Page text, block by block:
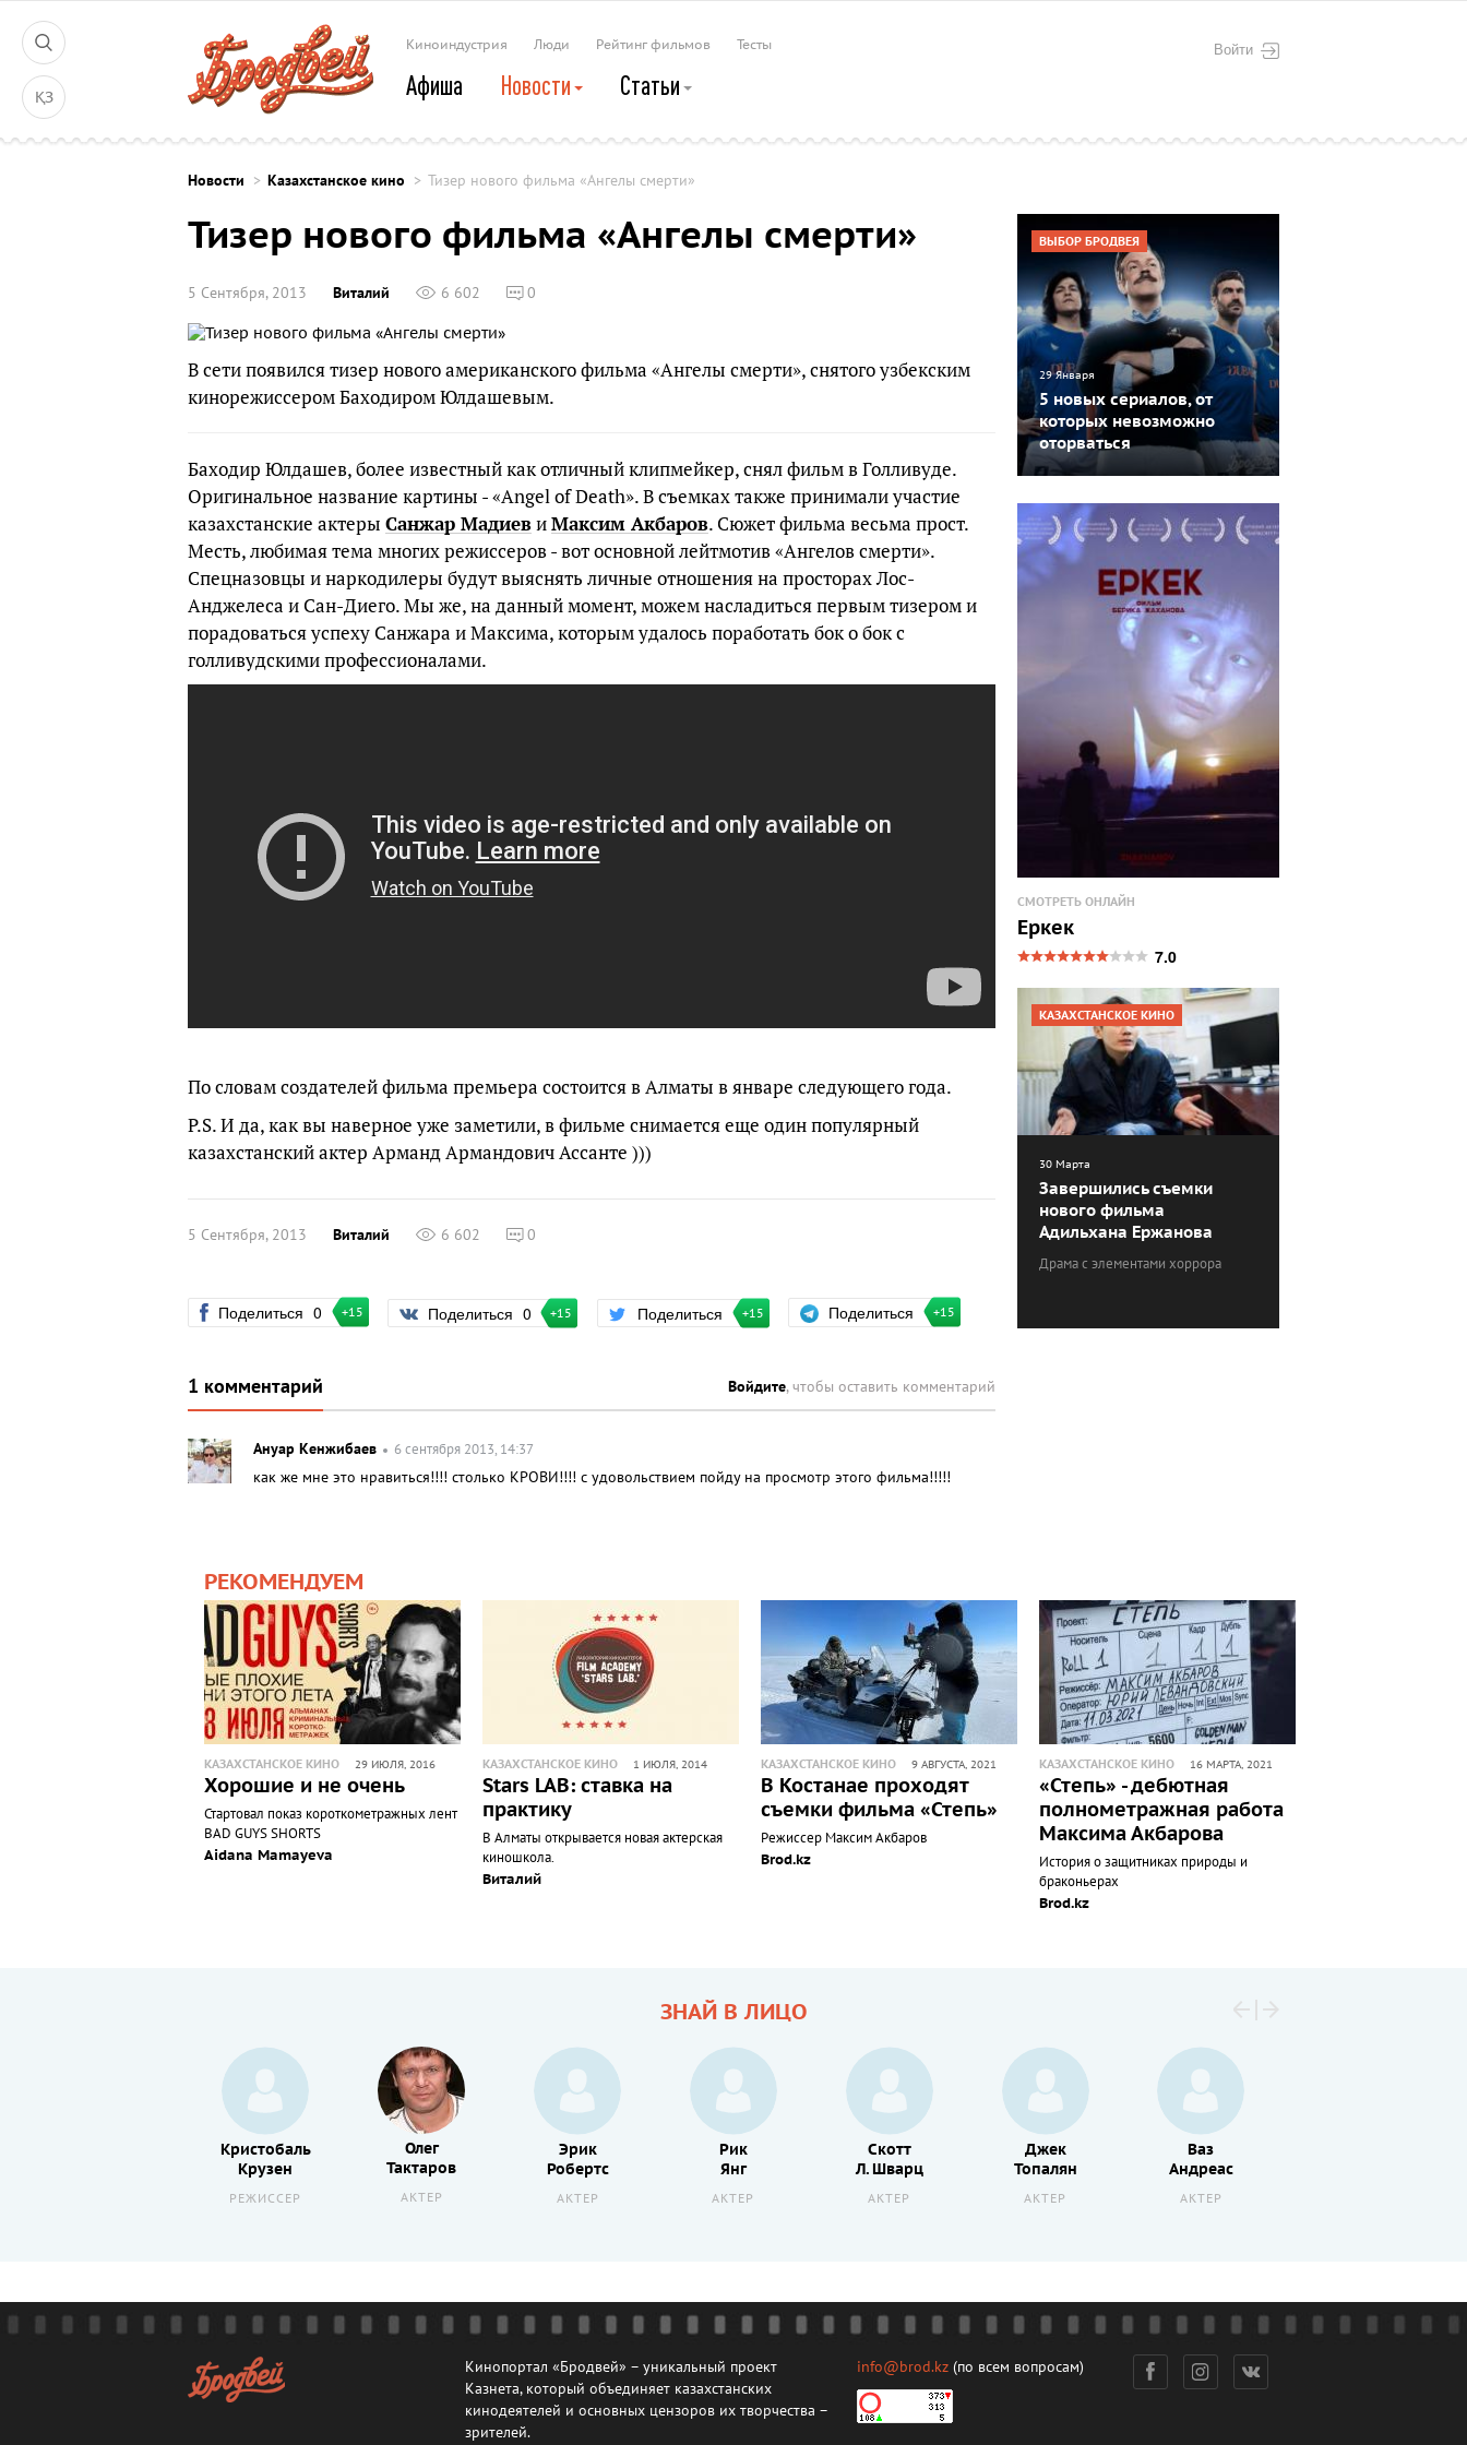
ҚЗ
Войти
Киноиндустрия Люди Рейтинг фильмов Тесты
Афиша Новости Статьи
Новости Казахстанское кино Тизер нового фильма «Ангелы смерти»
Тизер нового фильма «Ангелы смерти»
5 Сентября, 2013 Виталий 6 602 0
В сети появился тизер нового американского фильма «Ангелы смерти», снятого узбекским
кинорежиссером Баходиром Юлдашевым.
Баходир Юлдашев, более известный как отличный клипмейкер, снял фильм в Голливуде.
Оригинальное название картины - «Angel of Death». В съемках также принимали участие
казахстанские актеры Санжар МадиевиМаксим Акбаров. Сюжет фильма весьма прост.
Месть, любимая тема многих режиссеров - вот основной лейтмотив «Ангелов смерти».
Спецназовцы и наркодилеры будут выяснять личные отношения на просторах Лос-
Анджелеса и Сан-Диего. Мы же, на данный момент, можем насладиться первым тизером и
порадоваться успеху Санжара и Максима, которым удалось поработать бок о бок с
голливудскими профессионалами.
По словам создателей фильма премьера состоится в Алматы в январе следующего года.
P.S. И да, как вы наверное уже заметили, в фильме снимается еще один популярный
казахстанский актер Арманд Армандович Ассанте )))
5 Сентября, 2013 Виталий 6 602 0
Поделиться 0 +15 Поделиться 0 +15 Поделиться +15 Поделиться +15
1 комментарий Войдите, чтобы оставить комментарий
Ануар Кенжибаев 6 сентября 2013, 14:37
как же мне это нравиться!!!! столько КРОВИ!!!! с удовольствием пойду на просмотр этого фильма!!!!!
РЕКОМЕНДУЕМ
КАЗАХСТАНСКОЕ КИНО 29 ИЮЛЯ, 2016
Хорошие и не очень
Стартовал показ короткометражных лент
BAD GUYS SHORTS
Aidana Mamayeva
КАЗАХСТАНСКОЕ КИНО 1 ИЮЛЯ, 2014
Stars LAB: ставка на
практику
В Алматы открывается новая актерская
киношкола.
Виталий
КАЗАХСТАНСКОЕ КИНО 9 АВГУСТА, 2021
В Костанае проходят
съемки фильма «Степь»
Режиссер Максим Акбаров
Brod.kz
КАЗАХСТАНСКОЕ КИНО 16 МАРТА, 2021
«Степь» - дебютная
полнометражная работа
Максима Акбарова
История о защитниках природы и
браконьерах
Brod.kz
ВЫБОР БРОДВЕЯ
29 Января
5 новых сериалов, от
которых невозможно
оторваться
СМОТРЕТЬ ОНЛАЙН
Еркек
7.0
КАЗАХСТАНСКОЕ КИНО
30 Марта
Завершились съемки
нового фильма
Адильхана Ержанова
Драма с элементами хоррора
ЗНАЙ В ЛИЦО
Кристобаль
Крузен
РЕЖИССЕР
Олег
Тактаров
АКТЕР
Эрик
Робертс
АКТЕР
Рик
Янг
АКТЕР
Скотт
Л. Шварц
АКТЕР
Джек
Топалян
АКТЕР
Ваз
Андреас
АКТЕР
Кинопортал «Бродвей» – уникальный проект
Казнета, который объединяет казахстанских
кинодеятелей и основных цензоров их творчества –
зрителей.
info@brod.kz (по всем вопросам)